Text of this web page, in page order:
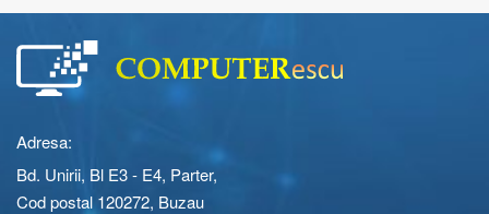
Adresa:
Bd. Unirii, Bl E3 - E4, Parter,
Cod postal 120272, Buzau